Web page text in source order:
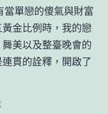
單戀的傻氣與財富
金比例時，我的戀
美以及整臺晚會的
貫的詮釋，開啟了